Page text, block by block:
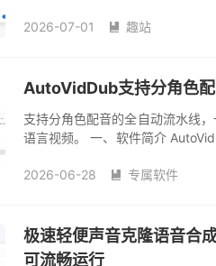
2026-07-01  趣站
AutoVidDub支持分角色
支持分角色配音的全自动流水线
语言视频。 一、软件简介
2026-06-28  专属软件
极速轻便声音克隆语音合
可流畅运行